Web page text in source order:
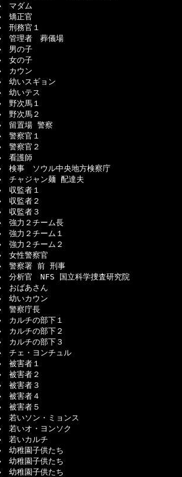
ム
正官
官１
者　葬儀場
の子
の子
ウン
スギョン
いテス
馬１
馬２
場 警察
官１
察官２
師
　ソウル中央地方検察庁
ジャン麺 配達夫
監者１
監者２
監者３
２チーム長
２チーム１
２チーム２
警察官
署 前 刑事
官　NFS 国立科学捜査研究院
あさん
いカウン
察庁長
ルチの部下１
チの部下２
チの部下３
チェ・ヨンチュル
害者１
害者２
害者３
害者４
者５
いソン・ミョンス
オ・ヨンソク
いカルチ
稚園子供たち
稚園子供たち
稚園子供たち